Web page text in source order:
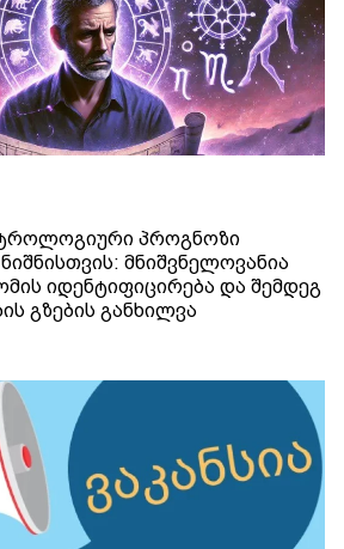
პროგნოზი
მნიშვნელოვანია
იდენტიფიცირება და შემდეგ
გზების განხილვა